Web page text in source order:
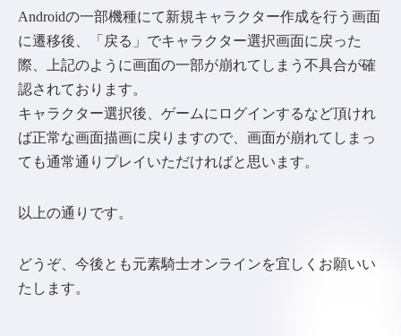
Androidの一部機種にて新規キャラクター作成を行う画面
に遷移後、「戻る」でキャラクター選択画面に戻った
際、上記のように画面の一部が崩れてしまう不具合が確
認されております。
キャラクター選択後、ゲームにログインするなど頂けれ
ば正常な画面描画に戻りますので、画面が崩れてしまっ
ても通常通りプレイいただければと思います。
以上の通りです。
どうぞ、今後とも元素騎士オンラインを宜しくお願いい
たします。